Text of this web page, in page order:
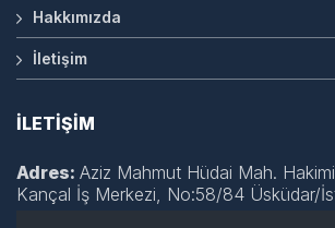
Hakkımızda
İletişim
İLETİŞİM
Adres: Aziz Mahmut Hüdai Mah.
Kançal İş Merkezi, No:58/84 Üsküdar/